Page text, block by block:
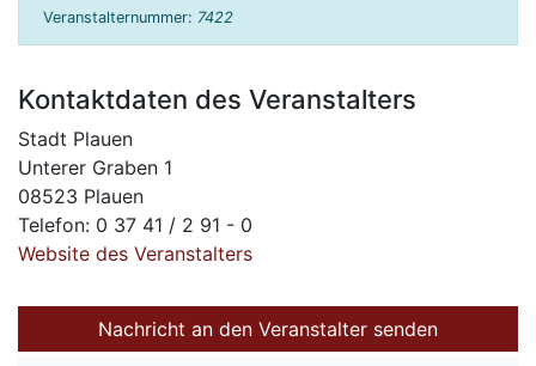
Veranstalternummer: 7422
Kontaktdaten des Veranstalters
Stadt Plauen
Unterer Graben 1
08523 Plauen
Telefon: 0 37 41 / 2 91 - 0
Website des Veranstalters
Nachricht an den Veranstalter senden